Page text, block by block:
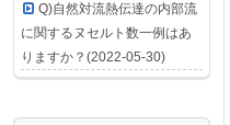
Q)自然対流熱伝達の内部流
に関するヌセルト数一例はあ
りますか？(2022-05-30)